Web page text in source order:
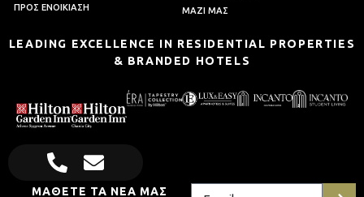
ΠΡΟΣ ΕΝΟΙΚΙΑΣΗ
ΜΑΖΙ ΜΑΣ
LEADING EXCELLENCE IN RESIDENTIAL PROPERTIES
& BRANDED HOTELS
ΜΑΘΕΤΕ ΤΑ ΝΕΑ ΜΑΣ